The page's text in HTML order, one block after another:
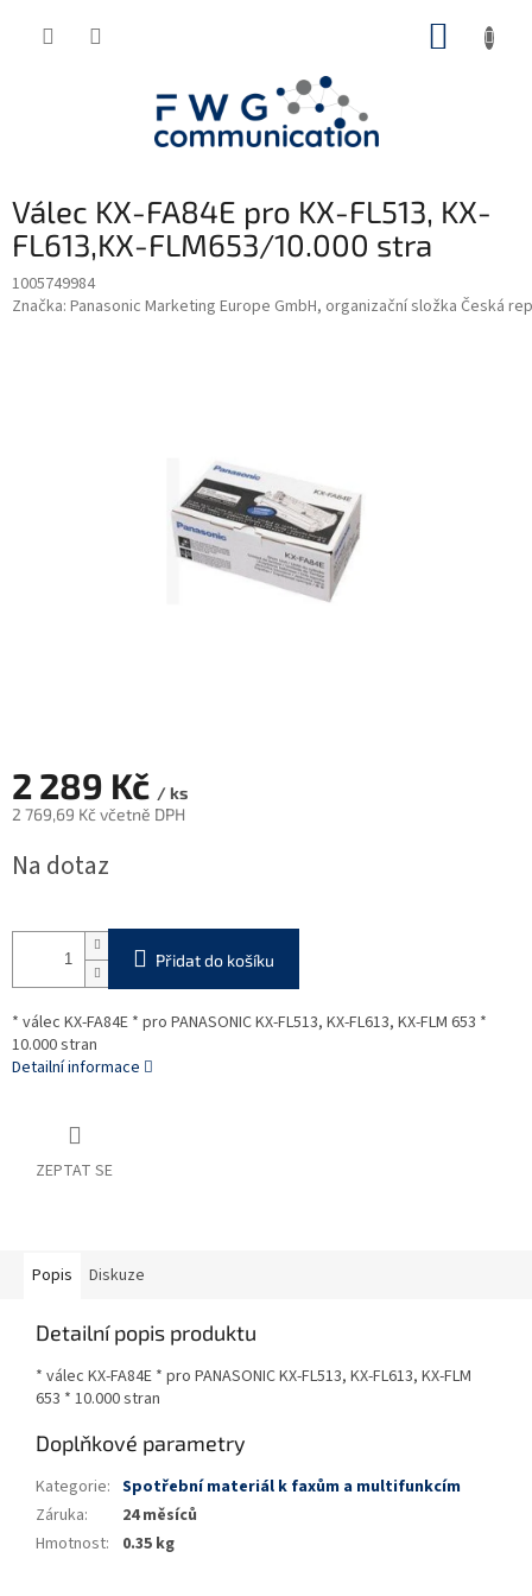
Válec KX-FA84E pro KX-FL513, KX-
FL613,KX-FLM653/10.000 stra
1005749984
Značka: Panasonic Marketing Europe GmbH, organizační složka Česká
2 289 Kč / ks
2 769,69 Kč včetně DPH
cena:
Na dotaz
Přidat do košíku
* válec KX-FA84E * pro PANASONIC KX-FL513, KX-FL613, KX-FLM 653 *
10.000 stran
Detailní informace
ZEPTAT SE
Popis Diskuze
Detailní popis produktu
* válec KX-FA84E * pro PANASONIC KX-FL513, KX-FL613, KX-FLM
653 * 10.000 stran
Doplňkové parametry
Kategorie: Spotřební materiál k faxům a multifunkcím
Záruka:
24 měsíců
Hmotnost: 0.35 kg